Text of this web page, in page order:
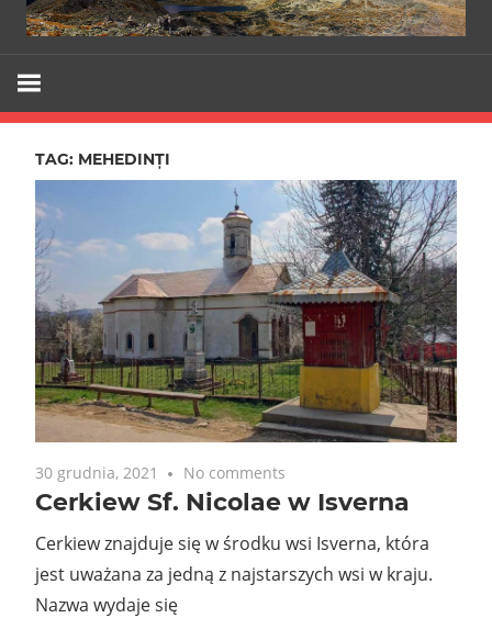
TAG: MEHEDINȚI
30 grudnia, 2021 No comments
Cerkiew Sf. Nicolae w Isverna
Cerkiew znajduje się w środku wsi Isverna, która
jest uważana za jedną z najstarszych wsi w kraju.
Nazwa wydaje się